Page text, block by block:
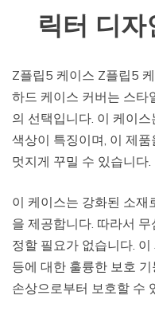
릭터 디
Z플립5 케이스 Z플립5
하드 케이스 커버는 스타
의 선택입니다. 이 케이
색상이 특징이며, 이 제
멋지게 꾸밀 수 있습니다.
이 케이스는 강화된 소재
을 제공합니다. 따라서
정할 필요가 없습니다.
등에 대한 훌륭한 보호
손상으로부터 보호할 수